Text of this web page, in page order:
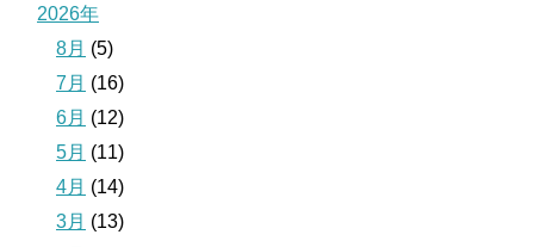
2026年
8月 (5)
7月 (16)
6月 (12)
5月 (11)
4月 (14)
3月 (13)